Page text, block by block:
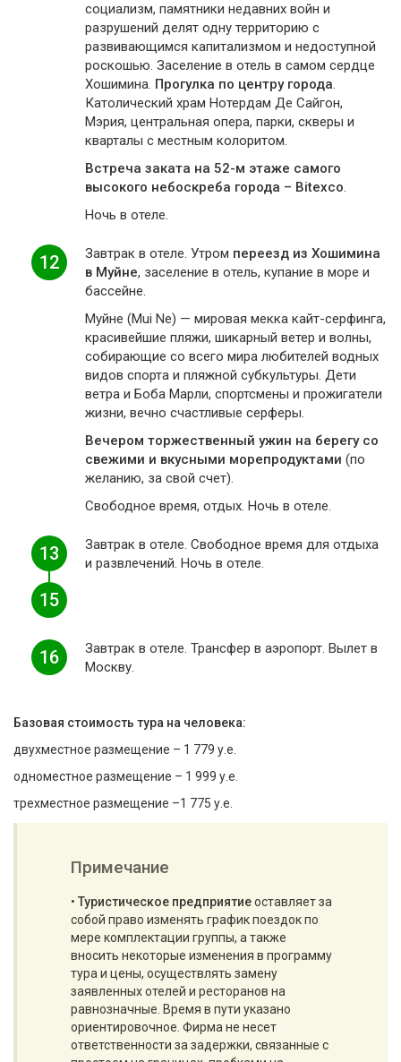
социализм, памятники недавних войн и
разрушений делят одну территорию с
развивающимся капитализмом и недоступной
роскошью. Заселение в отель в самом сердце
Хошимина. Прогулка по центру города.
Католический храм Нотердам Де Сайгон,
Мэрия, центральная опера, парки, скверы и
кварталы с местным колоритом.
Встреча заката на 52-м этаже самого
высокого небоскреба города – Bitexco.
Ночь в отеле.
12 Завтрак в отеле. Утром переезд из Хошимина
в Муйне, заселение в отель, купание в море и
бассейне.
Муйне (Mui Ne) — мировая мекка кайт-серфинга,
красивейшие пляжи, шикарный ветер и волны,
собирающие со всего мира любителей водных
видов спорта и пляжной субкультуры. Дети
ветра и Боба Марли, спортсмены и прожигатели
жизни, вечно счастливые серферы.
Вечером торжественный ужин на берегу со
свежими и вкусными морепродуктами (по
желанию, за свой счет).
Свободное время, отдых. Ночь в отеле.
13
15
Завтрак в отеле. Свободное время для отдыха
и развлечений. Ночь в отеле.
16
Завтрак в отеле. Трансфер в аэропорт. Вылет в
Москву.
Базовая стоимость тура на человека:
двухместное размещение – 1 779 у.е.
одноместное размещение – 1 999 у.е.
трехместное размещение –1 775 у.е.
Примечание
• Туристическое предприятиеоставляет за
собой право изменять график поездок по
мере комплектации группы, а также
вносить некоторые изменения в программу
тура и цены, осуществлять замену
заявленных отелей и ресторанов на
равнозначные. Время в пути указано
ориентировочное. Фирма не несет
ответственности за задержки, связанные с